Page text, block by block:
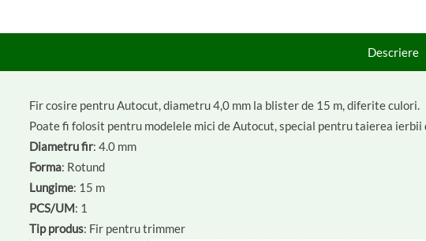
Descriere
Fir cosire pentru Autocut, diametru 4,0 mm la blister de 15 m, diferite culori.
Poate fi folosit pentru modelele mici de Autocut, special pentru taierea
Diametru fir: 4.0 mm
Forma: Rotund
Lungime: 15 m
PCS/UM: 1
Tip produs: Fir pentru trimmer